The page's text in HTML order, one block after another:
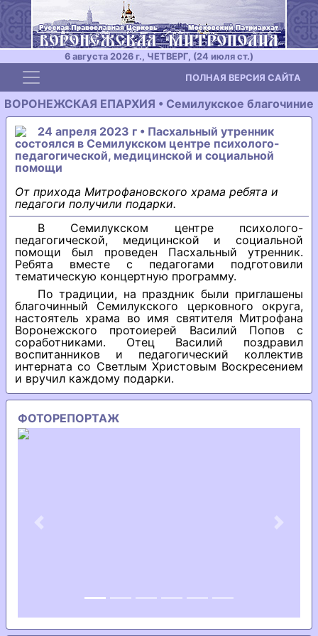
6 августа 2026 г., ЧЕТВЕРГ, (24 июля ст.)
Toggle navigation ПОЛНАЯ ВЕРСИЯ САЙТА
ВОРОНЕЖСКАЯ ЕПАРХИЯ • Семилукское благочиние
24 апреля 2023 г • Пасхальный утренник
состоялся в Семилукском центре психолого-
педагогической, медицинской и социальной
помощи
От прихода Митрофановского храма ребята и
педагоги получили подарки.
В Семилукском центре психолого-
педагогической, медицинской и социальной
помощи был проведен Пасхальный утренник.
Ребята вместе с педагогами подготовили
тематическую концертную программу.
По традиции, на праздник были приглашены
благочинный Семилукского церковного округа,
настоятель храма во имя святителя Митрофана
Воронежского протоиерей Василий Попов с
соработниками. Отец Василий поздравил
воспитанников и педагогический коллектив
интерната со Светлым Христовым Воскресением
и вручил каждому подарки.
ФОТОРЕПОРТАЖ
Previous Next